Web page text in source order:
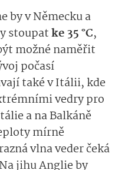
by v Německu a
stoupatke 35 °C,
možné naměřit
počasí
také v Itálii, kde
vedry pro
a na Balkáně
mírně
vlna veder čeká
jihu Anglie by